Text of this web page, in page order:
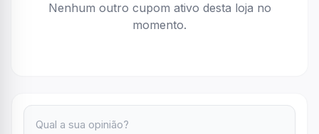
Nenhum outro cupom ativo desta loja no
momento.